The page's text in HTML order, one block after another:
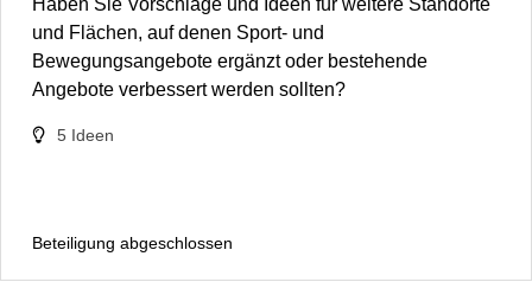
Haben Sie Vorschläge und Ideen für weitere Standorte
und Flächen, auf denen Sport- und
Bewegungsangebote ergänzt oder bestehende
Angebote verbessert werden sollten?
5 Ideen
Beteiligung abgeschlossen